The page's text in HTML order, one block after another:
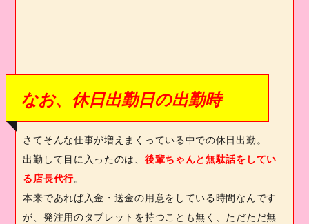
なお、休日出勤日の出勤時
さてそんな仕事が増えまくっている中での休日出勤。
出勤して目に入ったのは、 後輩ちゃんと無駄話をしてい
る店長代行。
本来であれば入金・送金の用意をしている時間なんです
が、発注用のタブレットを持つことも無く、ただただ無